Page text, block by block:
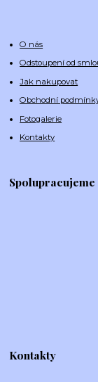
O nás
Odstoupení od
Jak nakupovat
Obchodní
Fotogalerie
Kontakty
Spolupracujeme
Kontakty